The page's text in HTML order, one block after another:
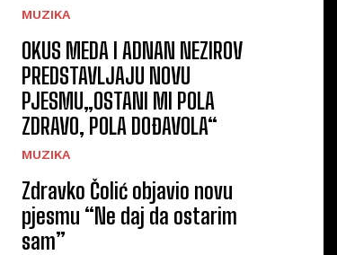
MUZIKA
OKUS MEDA I ADNAN NEZIROV
PREDSTAVLJAJU NOVU
PJESMU„OSTANI MI POLA
ZDRAVO, POLA DOĐAVOLA“
MUZIKA
Zdravko Čolić objavio novu
pjesmu “Ne daj da ostarim
sam”